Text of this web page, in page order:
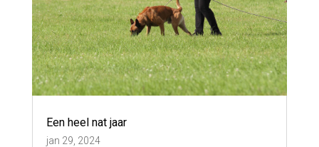
Een heel nat jaar
jan 29, 2024